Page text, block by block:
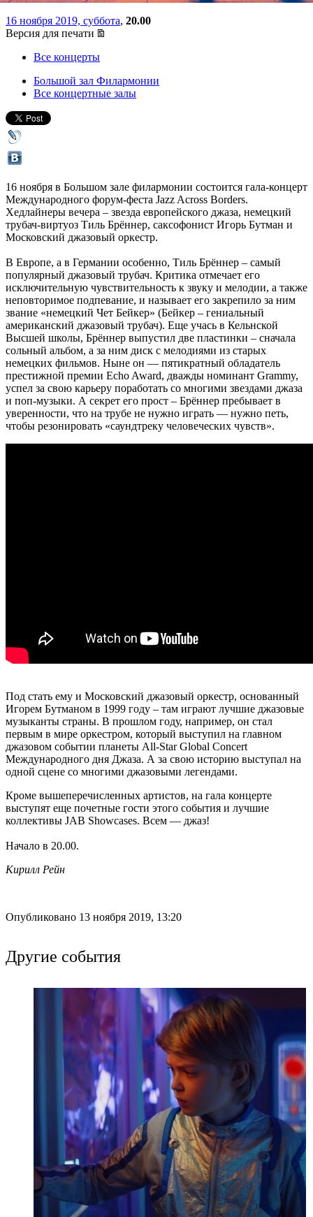
16 ноября 2019, суббота, 20.00
Версия для печати
Все концерты
Большой зал Филармонии
Все концертные залы
16 ноября в Большом зале филармонии состоится гала-концерт
Международного форум-феста Jazz Across Borders.
Хедлайнеры вечера – звезда европейского джаза, немецкий
трубач-виртуоз Тиль Брённер, саксофонист Игорь Бутман и
Московский джазовый оркестр.
В Европе, а в Германии особенно, Тиль Брённер – самый
популярный джазовый трубач. Критика отмечает его
исключительную чувствительность к звуку и мелодии, а также
неповторимое подпевание, и называет его закрепило за ним
звание «немецкий Чет Бейкер» (Бейкер – гениальный
американский джазовый трубач). Еще учась в Кельнской
Высшей школы, Брённер выпустил две пластинки – сначала
сольный альбом, а за ним диск с мелодиями из старых
немецких фильмов. Ныне он — пятикратный обладатель
престижной премии Echo Award, дважды номинант Grammy,
успел за свою карьеру поработать со многими звездами джаза
и поп-музыки. А секрет его прост – Брённер пребывает в
уверенности, что на трубе не нужно играть — нужно петь,
чтобы резонировать «саундтреку человеческих чувств».
Под стать ему и Московский джазовый оркестр, основанный
Игорем Бутманом в 1999 году – там играют лучшие джазовые
музыканты страны. В прошлом году, например, он стал
первым в мире оркестром, который выступил на главном
джазовом событии планеты All-Star Global Concert
Международного дня Джаза. А за свою историю выступал на
одной сцене со многими джазовыми легендами.
Кроме вышеперечисленных артистов, на гала концерте
выступят еще почетные гости этого события и лучшие
коллективы JAB Showcases. Всем — джаз!
Начало в 20.00.
Кирилл Рейн
Опубликовано 13 ноября 2019, 13:20
Другие события